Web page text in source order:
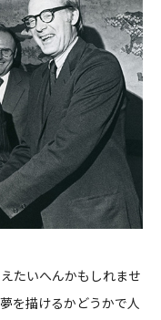
たいへんかもしれませ
を描けるかどうかで人